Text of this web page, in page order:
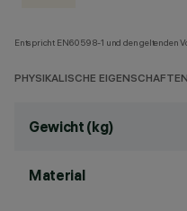
Entspricht EN60598-1 und den geltenden
PHYSIKALISCHE EIGENSCHAFTEN
Gewicht (kg)
Material